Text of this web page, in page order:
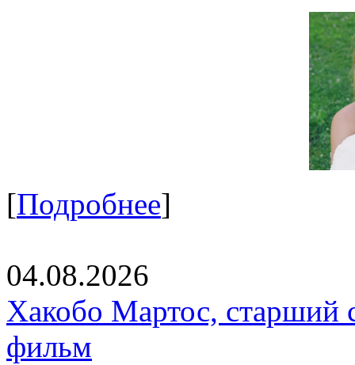
[Подробнее]
04.08.2026
Хакобо Мартос, старший
фильм